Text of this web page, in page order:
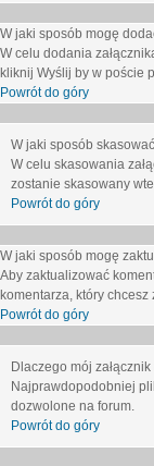
W jaki sposób mogę
W celu dodania
kliknij Wyślij by w poście
Powrót do góry
W jaki sposób
W celu skasowania
zostanie skasowany
Powrót do góry
W jaki sposób mogę
Aby zaktualizować
komentarza, który
Powrót do góry
Dlaczego mój
Najprawdopodobniej
dozwolone na forum.
Powrót do góry